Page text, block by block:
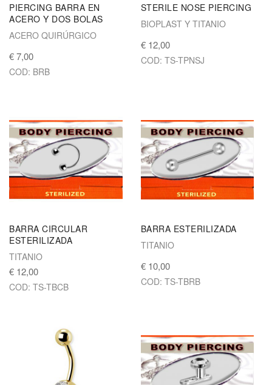
PIERCING BARRA EN
ACERO Y DOS BOLAS
ACERO QUIRÚRGICO
€ 7,00
COD: BRB
STERILE NOSE PIERCING
BIOPLAST Y TITANIO
€ 12,00
COD: TS-TPNSJ
BARRA CIRCULAR
ESTERILIZADA
TITANIO
€ 12,00
COD: TS-TBCB
BARRA ESTERILIZADA
TITANIO
€ 10,00
COD: TS-TBRB